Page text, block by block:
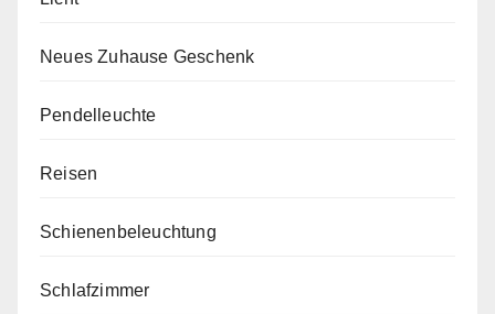
Neues Zuhause Geschenk
Pendelleuchte
Reisen
Schienenbeleuchtung
Schlafzimmer